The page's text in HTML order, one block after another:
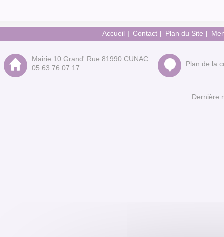
Accueil Contact Plan du Site
Mairie 10 Grand' Rue 81990 CUNAC
05 63 76 07 17
Plan de la
Dernière